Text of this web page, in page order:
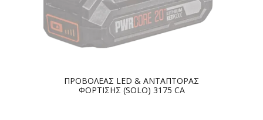
ΠΡΟΒΟΛΕΑΣ LED & ΑΝΤΑΠΤΟΡΑΣ
ΦΟΡΤΙΣΗΣ (SOLO) 3175 CA